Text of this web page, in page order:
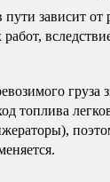
пути зависит
груза
топлива